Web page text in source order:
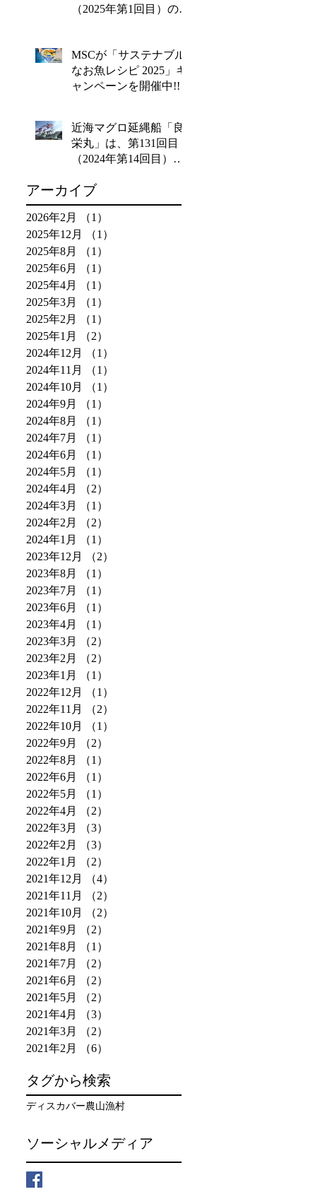
（2025年第1回目）の操
す!!
MSCが「サステナブル
なお魚レシピ 2025」キ
ャンペーンを開催中!!
近海マグロ延縄船「良
栄丸」は、第131回目
（2024年第14回目）の
木曜日に水揚げを行い
ます!!
アーカイブ
2026年2月 （1）
2025年12月
（1）
2025年8月
（1）
2025年6月
（1）
2025年4月
（1）
2025年3月
（1）
2025年2月
（1）
2025年1月
（2）
2024年12月
（1）
2024年11月
（1）
2024年10月
（1）
2024年9月
（1）
2024年8月
（1）
2024年7月
（1）
2024年6月
（1）
2024年5月
（1）
2024年4月
（2）
2024年3月
（1）
2024年2月
（2）
2024年1月
（1）
2023年12月
（2）
2023年8月
（1）
2023年7月
（1）
2023年6月
（1）
2023年4月
（1）
2023年3月
（2）
2023年2月
（2）
2023年1月
（1）
2022年12月
（1）
2022年11月
（2）
2022年10月
（1）
2022年9月
（2）
2022年8月
（1）
2022年6月
（1）
2022年5月
（1）
2022年4月
（2）
2022年3月
（3）
2022年2月
（3）
2022年1月
（2）
2021年12月
（4）
2021年11月
（2）
2021年10月
（2）
2021年9月
（2）
2021年8月
（1）
2021年7月
（2）
2021年6月
（2）
2021年5月
（2）
2021年4月
（3）
2021年3月
（2）
2021年2月
（6）
タグから検索
ディスカバー農山漁村
ソーシャルメディア